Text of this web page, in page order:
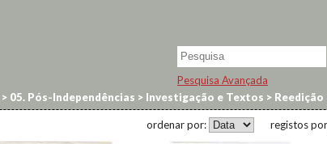
Pesquisa Avançada
> 05. Pós-Independências > Investigação e Textos >
registos
ordenar por: